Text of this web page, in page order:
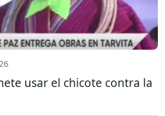
usar el chicote contra la